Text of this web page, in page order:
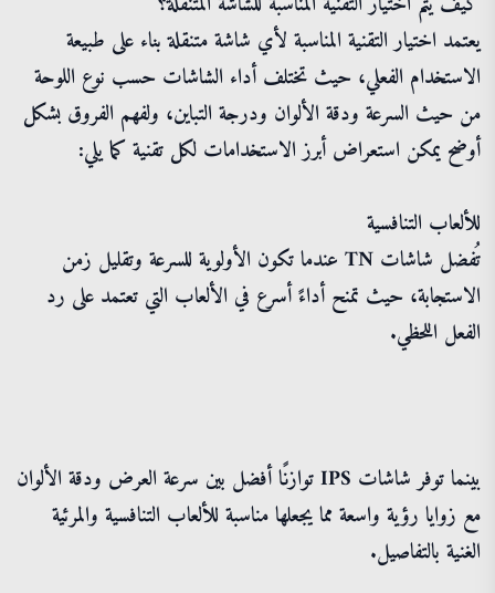
يعتمد اختيار التقنية المناسبة لأي شاشة متنقلة بناء على طبيعة
الاستخدام الفعلي، حيث تختلف أداء الشاشات حسب نوع اللوحة
من حيث السرعة ودقة الألوان ودرجة التباين، ولفهم الفروق بشكل
أوضح يمكن استعراض أبرز الاستخدامات لكل تقنية كما يلي:
للألعاب التنافسية
تُفضل شاشات TN عندما تكون الأولوية للسرعة وتقليل زمن
الاستجابة، حيث تمنح أداءً أسرع في الألعاب التي تعتمد على رد
الفعل اللحظي.
بينما توفر شاشات IPS توازنًا أفضل بين سرعة العرض ودقة الألوان
مع زوايا رؤية واسعة مما يجعلها مناسبة للألعاب التنافسية والمرئية
الغنية بالتفاصيل.